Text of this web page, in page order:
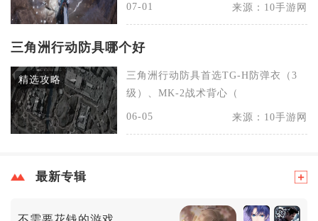
07-01 来源：10手游网
三角洲行动防具哪个好
精选攻略
三角洲行动防具首选TG-H防弹衣（3
级）、MK-2战术背心（
06-05 来源：10手游网
最新专辑